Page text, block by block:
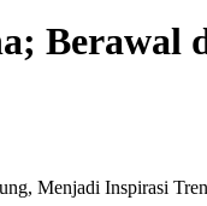
Berawal
Menjadi Inspirasi